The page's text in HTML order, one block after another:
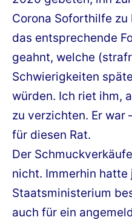
Corona Soforthilfe
das entsprechende
geahnt, welche
Schwierigkeiten
würden. Ich riet ihm,
zu verzichten. Er war
für diesen Rat.
Der
nicht. Immerhin hatte
Staatsministerium
auch für ein